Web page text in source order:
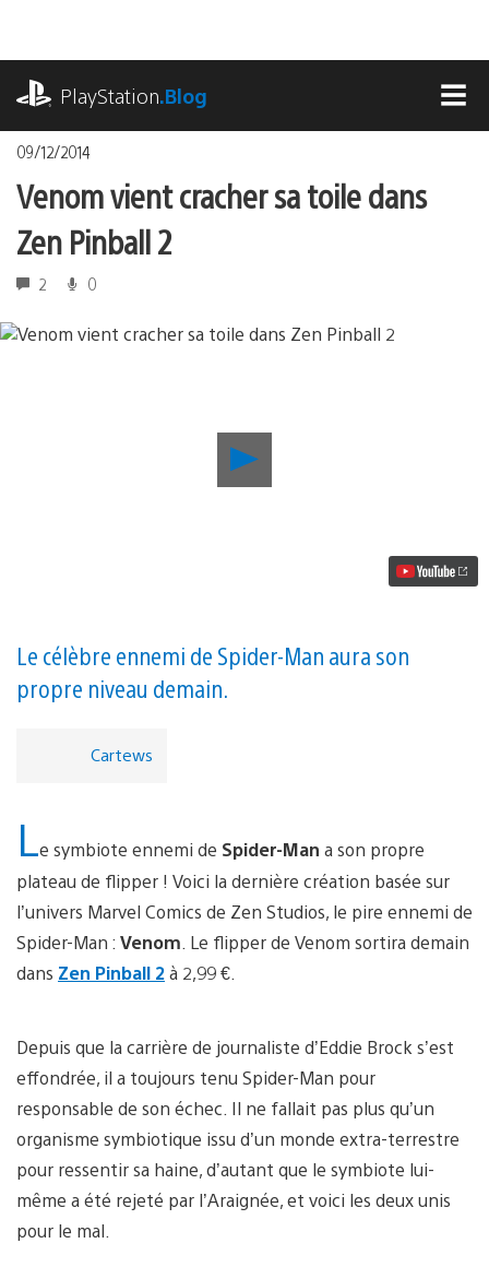
contenu
PlayStation.Blog
09/12/2014
Venom vient cracher sa toile dans
Zen Pinball 2
2 0
vidéo
Pinball
2
Le célèbre ennemi de Spider-Man aura son
propre niveau demain.
Cartews
Le symbiote ennemi de Spider-Man a son propre
plateau de flipper ! Voici la dernière création basée sur
l’univers Marvel Comics de Zen Studios, le pire ennemi de
Spider-Man : Venom . Le flipper de Venom sortira demain
dans Zen Pinball 2à 2,99 €.
Depuis que la carrière de journaliste d’Eddie Brock s’est
effondrée, il a toujours tenu Spider-Man pour
responsable de son échec. Il ne fallait pas plus qu’un
organisme symbiotique issu d’un monde extra-terrestre
pour ressentir sa haine, d’autant que le symbiote lui-
même a été rejeté par l’Araignée, et voici les deux unis
pour le mal.